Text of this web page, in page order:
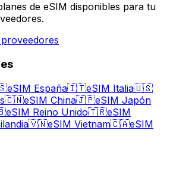
de eSIM disponibles para tu
eSIM España🇮🇹eSIM Italia🇺🇸
🇨🇳eSIM China🇯🇵eSIM Japón
eSIM Reino Unido🇹🇷eSIM
🇻🇳eSIM Vietnam🇨🇦eSIM